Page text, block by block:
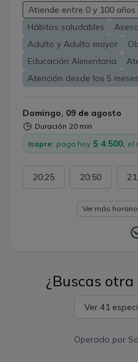
cada persona en su
de salud y bienestar,
personalizado. Juntos,
sin juicios, para encontrar
tus necesidades y estilo de
equilibrio que te haga sentir
que te propones.
Atiende entre 0 y 100 años
Hábitos saludables
Adulto y Adulto mayor
Educación Alimentaria
Atención desde los 5
Domingo, 09 de agosto
Duración 20 min
Isapre: paga hoy $ 4.500, el
20:25 20:50
Ver más
¿Buscas
Ver 41
Operado por